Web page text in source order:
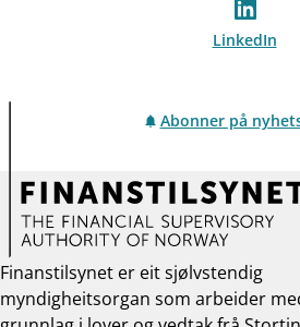
LinkedIn
Abonner på
Finanstilsynet er eit sjølvstendig
myndigheitsorgan som arbeider